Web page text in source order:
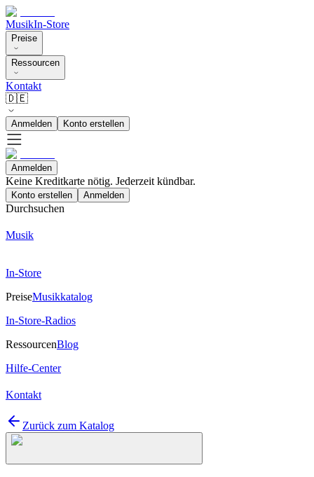
MusikIn-Store
Preise
Ressourcen
Kontakt
🇩🇪
Anmelden Konto erstellen
Anmelden
Keine Kreditkarte nötig. Jederzeit kündbar.
Konto erstellen Anmelden
Durchsuchen
Musik
In-Store
PreiseMusikkatalog
In-Store-Radios
RessourcenBlog
Hilfe-Center
Kontakt
Zurück zum Katalog